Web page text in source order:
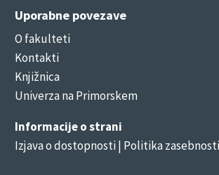
Uporabne povezave
O fakulteti
Kontakti
Knjižnica
Univerza na Primorskem
Informacije o strani
Izjava o dostopnosti| Politika